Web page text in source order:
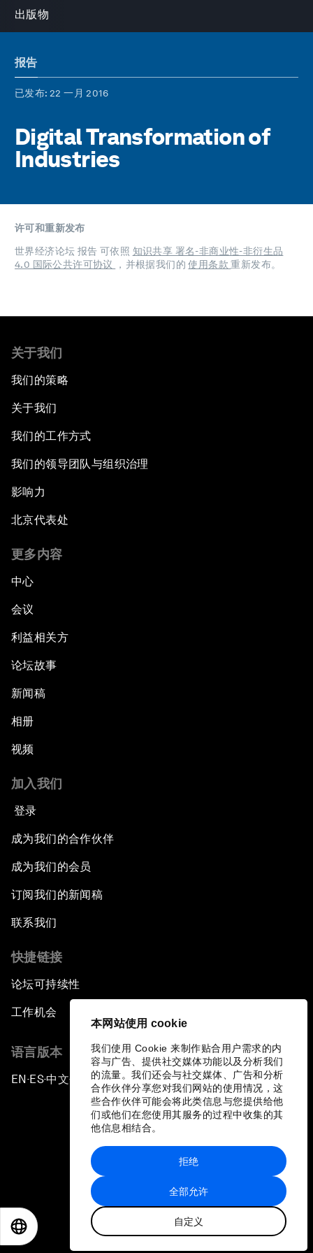
本网站使用 cookie
我们使用 Cookie 来制作贴合用户需求的内
容与广告、提供社交媒体功能以及分析我们
的流量。我们还会与社交媒体、广告和分析
合作伙伴分享您对我们网站的使用情况，这
些合作伙伴可能会将此类信息与您提供给他
们或他们在您使用其服务的过程中收集的其
他信息相结合。
全部允许
自定义
拒绝
出版物
报告
已发布: 22 一月 2016
Digital Transformation of
Industries
许可和重新发布
世界经济论坛 报告 可依照 知识共享 署名-非商业性-非衍生品
4.0 国际公共许可协议
，并根据我们的使用条款重新发布。
关于我们
我们的策略
关于我们
我们的工作方式
我们的领导团队与组织治理
影响力
北京代表处
更多内容
中心
会议
利益相关方
论坛故事
新闻稿
相册
视频
加入我们
登录
成为我们的合作伙伴
成为我们的会员
订阅我们的新闻稿
联系我们
快捷链接
论坛可持续性
工作机会
语言版本
EN ▪ ES▪中文▪ 日本語
站点地图
世界经济论坛